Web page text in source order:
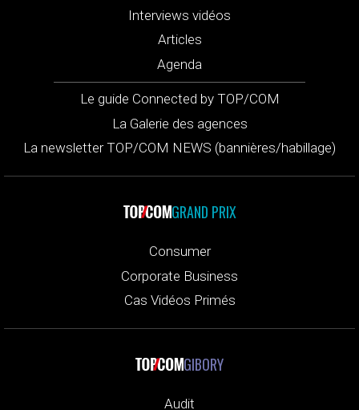
Interviews vidéos
Articles
Agenda
Le guide Connected by TOP/COM
La Galerie des agences
La newsletter TOP/COM NEWS (bannières/habillage)
GRAND PRIX
Consumer
Corporate Business
Cas Vidéos Primés
GIBORY
Audit